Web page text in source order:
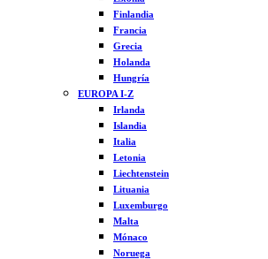
Finlandia
Francia
Grecia
Holanda
Hungría
EUROPA I-Z
Irlanda
Islandia
Italia
Letonia
Liechtenstein
Lituania
Luxemburgo
Malta
Mónaco
Noruega